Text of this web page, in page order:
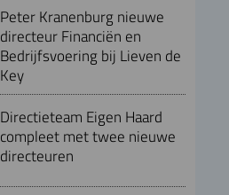
Peter Kranenburg nieuwe
directeur Financiën en
Bedrijfsvoering bij Lieven de
Key
Directieteam Eigen Haard
compleet met twee nieuwe
directeuren